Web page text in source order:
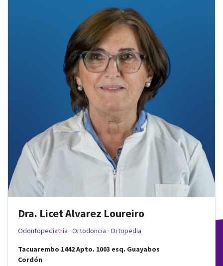
Dra. Licet Alvarez Loureiro
Odontopediatría · Ortodoncia · Ortopedia
Tacuarembo 1442 Apto. 1003 esq. Guayabos
Cordón